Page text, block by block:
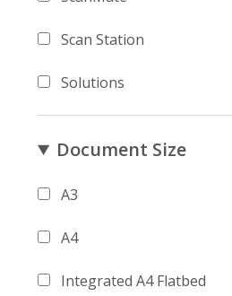
Scan Station
Solutions
Document Size
A3
A4
Integrated A4 Flatbed